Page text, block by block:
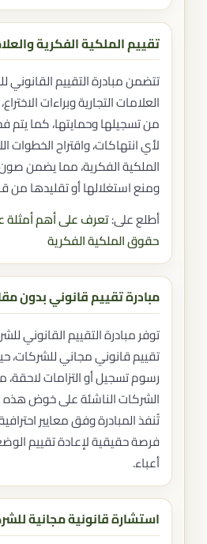
تقييم الملكية الفكرية
تتضمن مبادرة التقييم
العلامات التجارية وبراءات
من تسجيلها وحمايتها، كما
لأي انتهاكات، واقتراح الخطوات
الملكية الفكرية، مما يضمن
ومنع استغلالها أو تقليدها من
أطلع على:تعرف على أهم أمثلة
حقوق الملكية الفكرية
مبادرة تقييم قانوني بدون
توفر مبادرة التقييم القانوني
تقييم قانوني مجاني للشركات،
رسوم تسجيل أو التزامات
الشركات الناشئة على خوض هذه
تُنفذ المبادرة وفق معايير
فرصة حقيقية لإعادة تقييم
أعباء.
استشارة قانونية مجانية